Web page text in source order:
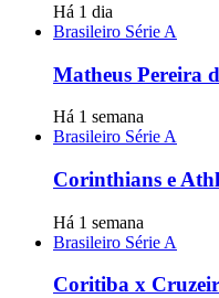
Há 1 dia
Brasileiro Série A
Matheus Pereira
Há 1 semana
Brasileiro Série A
Corinthians e
Há 1 semana
Brasileiro Série A
Coritiba x